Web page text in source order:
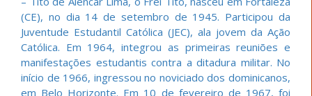
(CE), no dia 14 de setembro de 1945. Participou da
Juventude Estudantil Católica (JEC), ala jovem da Ação
Católica. Em 1964, integrou as primeiras reuniões e
manifestações estudantis contra a ditadura militar. No
início de 1966, ingressou no noviciado dos dominicanos,
em Belo Horizonte. Em 10 de fevereiro de 1967, foi